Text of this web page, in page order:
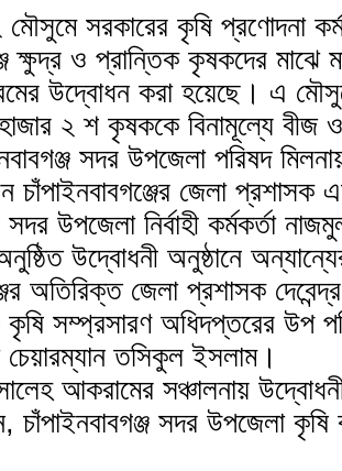
সরকারের কৃষি প্রণোদনা
ক্ষুদ্র ও প্রান্তিক কৃষকদের মাঝে
উদ্বোধন করা হয়েছে। এ
২ শ কৃষককে বিনামূল্যে বীজ
সদর উপজেলা পরিষদ
চাঁপাইনবাবগঞ্জের জেলা
সদর উপজেলা নির্বাহী কর্মকর্তা
উদ্বোধনী অনুষ্ঠানে
অতিরিক্ত জেলা প্রশাসক
কৃষি সম্প্রসারণ অধিদপ্তরের
তসিকুল ইসলাম।
আকরামের সঞ্চালনায়
চাঁপাইনবাবগঞ্জ সদর উপজেলা কৃষি